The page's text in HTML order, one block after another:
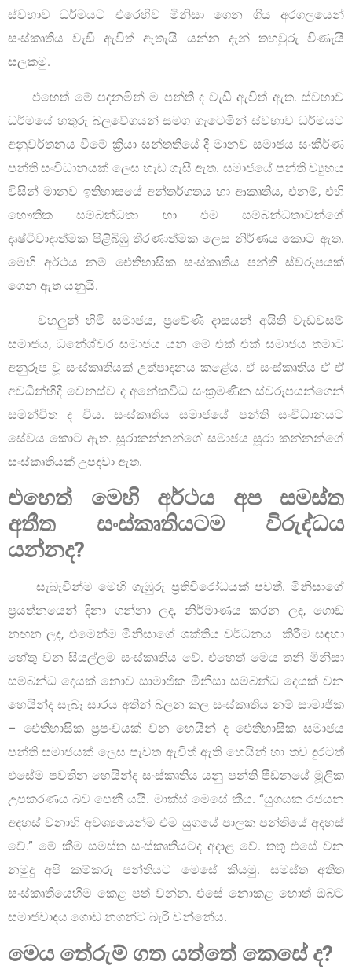
ස්වභාව ධර්මයට එරෙහිව මිනිසා ගෙන ගිය අරගලයෙන්
සංස්කෘතිය වැඩී ඇවිත් ඇතැයි යන්න දැන් තහවුරු විණැයි
සලකමු.
එහෙත් මේ පදනමින් ම පන්ති ද වැඩී ඇවිත් ඇත. ස්වභාව
ධර්මයේ හතුරු බලවේගයන් සමග ගැටෙමින් ස්වභාව ධර්මයට
අනුවර්තනය වීමේ ක්‍රියා සන්තතියේ දී මානව සමාජය සංකීර්ණ
පන්ති සංවිධානයක් ලෙස හැඩ ගැසී ඇත. සමාජයේ පන්ති ව්‍යුහය
විසින් මානව ඉතිහාසයේ අන්තර්ගතය හා ආකෘතිය, එනම්, එහි
භෞතික සම්බන්ධතා හා එම සම්බන්ධතාවන්ගේ
දෘෂ්ටිවාදාත්මක පිළිබිඹු තීරණාත්මක ලෙස නිර්ණය කොට ඇත.
මෙහි අර්ථය නම් ඓතිහාසික සංස්කෘතිය පන්ති ස්වරූපයක්
ගෙන ඇත යනුයි.
වහලුන් හිමි සමාජය, ප්‍රවේණි දාසයන් අයිති වැඩවසම්
සමාජය, ධනේශ්වර සමාජය යන මේ එක් එක් සමාජය තමාට
අනුරූප වූ සංස්කෘතියක් උත්පාදනය කළේය. ඒ සංස්කෘතිය ඒ ඒ
අවධීන්හිදී වෙනස්ව ද අනේකවිධ සංක්‍රමණික ස්වරූපයන්ගෙන්
සමන්විත ද විය. සංස්කෘතිය සමාජයේ පන්ති සංවිධානයට
සේවය කොට ඇත. සූරාකන්නන්ගේ සමාජය සූරා කන්නන්ගේ
සංස්කෘතියක් උපදවා ඇත.
එහෙත් මෙහි අර්ථය අප සමස්ත
අතීත සංස්කෘතියටම විරුද්ධය
යන්නද?
සැබැවින්ම මෙහි ගැඹුරු ප්‍රතිවිරෝධයක් පවතී. මිනිසාගේ
ප්‍රයත්නයෙන් දිනා ගන්නා ලද, නිර්මාණය කරන ලද, ගොඩ
නඟන ලද, එමෙන්ම මිනිසාගේ ශක්තිය වර්ධනය කිරීම සඳහා
හේතු වන සියල්ලම සංස්කෘතිය වේ. එහෙත් මෙය තනි මිනිසා
සම්බන්ධ දෙයක් නොව සාමාජික මිනිසා සම්බන්ධ දෙයක් වන
හෙයින්ද සැබෑ සාරය අතින් බලන කල සංස්කෘතිය නම් සාමාජික
– ඓතිහාසික ප්‍රපංචයක් වන හෙයින් ද ඓතිහාසික සමාජය
පන්ති සමාජයක් ලෙස පැවත ඇවිත් ඇති හෙයින් හා තව දුරටත්
එසේම පවතින හෙයින්ද සංස්කෘතිය යනු පන්ති පීඩනයේ මූලික
උපකරණය බව පෙනී යයි. මාක්ස් මෙසේ කීය. “යුගයක රජයන
අදහස් වනාහි අවශ්‍යයෙන්ම එම යුගයේ පාලක පන්තියේ අදහස්
වේ.” මේ කීම සමස්ත සංස්කෘතියටද අදාළ වේ. තතු එසේ වන
නමුදු අපි කම්කරු පන්තියට මෙසේ කියමු. සමස්ත අතීත
සංස්කෘතියෙහිම කෙළ පත් වන්න. එසේ නොකළ හොත් ඔබට
සමාජවාදය ගොඩ නගන්ට බැරි වන්නේය.
මෙය තේරුම් ගත යත්තේ කෙසේ ද?